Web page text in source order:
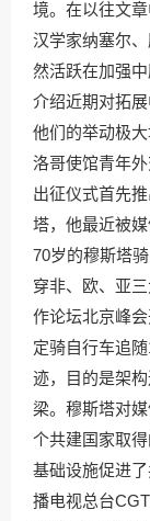
境。在以往文
汉学家纳塞尔
然活跃在加强
介绍近期对拓
他们的举动极
洛哥使馆青年
出征仪式首先
塔，他最近被
70岁的穆斯塔
穿非、欧、亚
作论坛北京峰
定骑自行车追
迹，目的是架
梁。穆斯塔对
个共建国家取
基础设施促进
播电视总台